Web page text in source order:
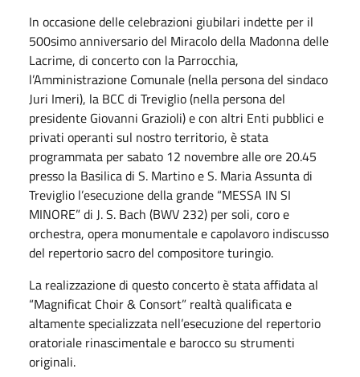
In occasione delle celebrazioni giubilari indette per il
500simo anniversario del Miracolo della Madonna delle
Lacrime, di concerto con la Parrocchia,
l’Amministrazione Comunale (nella persona del sindaco
Juri Imeri), la BCC di Treviglio (nella persona del
presidente Giovanni Grazioli) e con altri Enti pubblici e
privati operanti sul nostro territorio, è stata
programmata per sabato 12 novembre alle ore 20.45
presso la Basilica di S. Martino e S. Maria Assunta di
Treviglio l’esecuzione della grande “MESSA IN SI
MINORE” di J. S. Bach (BWV 232) per soli, coro e
orchestra, opera monumentale e capolavoro indiscusso
del repertorio sacro del compositore turingio.
La realizzazione di questo concerto è stata affidata al
“Magnificat Choir & Consort” realtà qualificata e
altamente specializzata nell’esecuzione del repertorio
oratoriale rinascimentale e barocco su strumenti
originali.